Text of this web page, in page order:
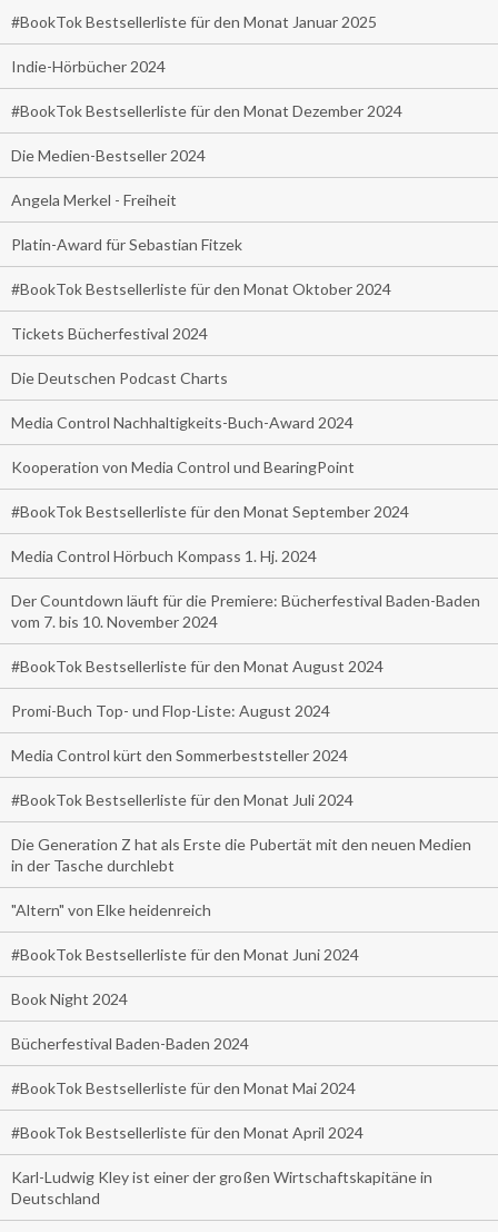
#BookTok Bestsellerliste für den Monat Januar 2025
Indie-Hörbücher 2024
#BookTok Bestsellerliste für den Monat Dezember 2024
Die Medien-Bestseller 2024
Angela Merkel - Freiheit
Platin-Award für Sebastian Fitzek
#BookTok Bestsellerliste für den Monat Oktober 2024
Tickets Bücherfestival 2024
Die Deutschen Podcast Charts
Media Control Nachhaltigkeits-Buch-Award 2024
Kooperation von Media Control und BearingPoint
#BookTok Bestsellerliste für den Monat September 2024
Media Control Hörbuch Kompass 1. Hj. 2024
Der Countdown läuft für die Premiere: Bücherfestival Baden-Baden
vom 7. bis 10. November 2024
#BookTok Bestsellerliste für den Monat August 2024
Promi-Buch Top- und Flop-Liste: August 2024
Media Control kürt den Sommerbeststeller 2024
#BookTok Bestsellerliste für den Monat Juli 2024
Die Generation Z hat als Erste die Pubertät mit den neuen Medien
in der Tasche durchlebt
"Altern" von Elke heidenreich
#BookTok Bestsellerliste für den Monat Juni 2024
Book Night 2024
Bücherfestival Baden-Baden 2024
#BookTok Bestsellerliste für den Monat Mai 2024
#BookTok Bestsellerliste für den Monat April 2024
Karl-Ludwig Kley ist einer der großen Wirtschaftskapitäne in
Deutschland